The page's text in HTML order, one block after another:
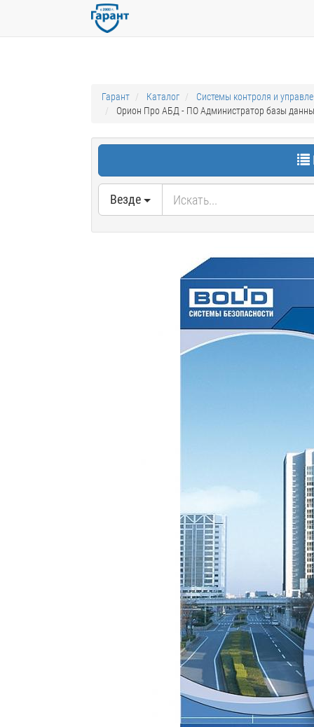
Гарант Каталог
Системы контроля и
Орион Про АБД - ПО Администратор базы
Везде